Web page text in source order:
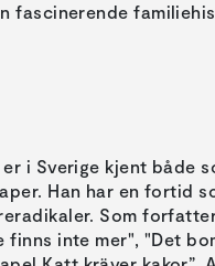
fascinerende
i Sverige kjent både
Han har en fortid
Som
inte mer", "Det